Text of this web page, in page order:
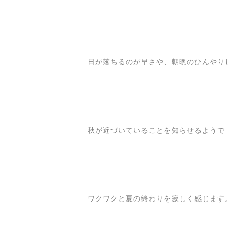
日が落ちるのが早さや、朝晩のひんやり
秋が近づいていることを知らせるようで
ワクワクと夏の終わりを寂しく感じます。